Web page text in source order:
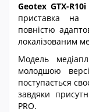
Geotex GTX-
приставка на
повністю
локалізованим
Модель
молодшою
поступається
завдяки
PRO.